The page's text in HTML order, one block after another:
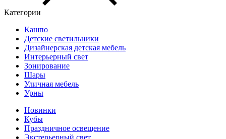
Категории
Кашпо
Детские светильники
Дизайнерская детская мебель
Интерьерный свет
Зонирование
Шары
Уличная мебель
Урны
Новинки
Кубы
Праздничное освещение
Экстерьерный свет